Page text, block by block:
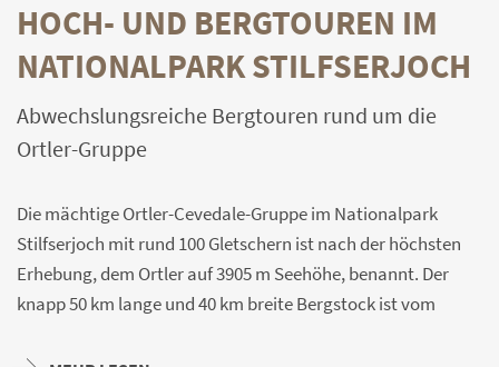
HOCH- UND BERGTOUREN IM
NATIONALPARK STILFSERJOCH
Abwechslungsreiche Bergtouren rund um die
Ortler-Gruppe
Die mächtige Ortler-Cevedale-Gruppe im Nationalpark
Stilfserjoch mit rund 100 Gletschern ist nach der höchsten
Erhebung, dem Ortler auf 3905 m Seehöhe, benannt. Der
knapp 50 km lange und 40 km breite Bergstock ist vom